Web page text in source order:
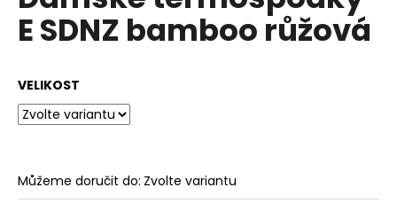
0,0
E SDNZ bamboo růžová
VELIKOST
Můžeme doručit do: Zvolte variantu
a
j
t
?
HLEDAT